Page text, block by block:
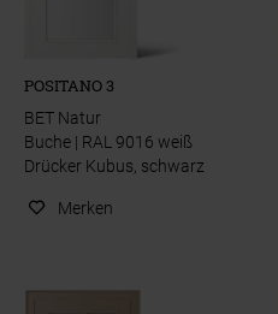
POSITANO 3
BET Natur
Buche | RAL 9016 weiß
Drücker Kubus, schwarz
Merken